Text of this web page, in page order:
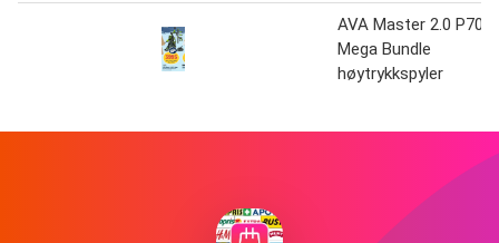
AVA Master 2.0 P70
Mega Bundle
høytrykkspyler